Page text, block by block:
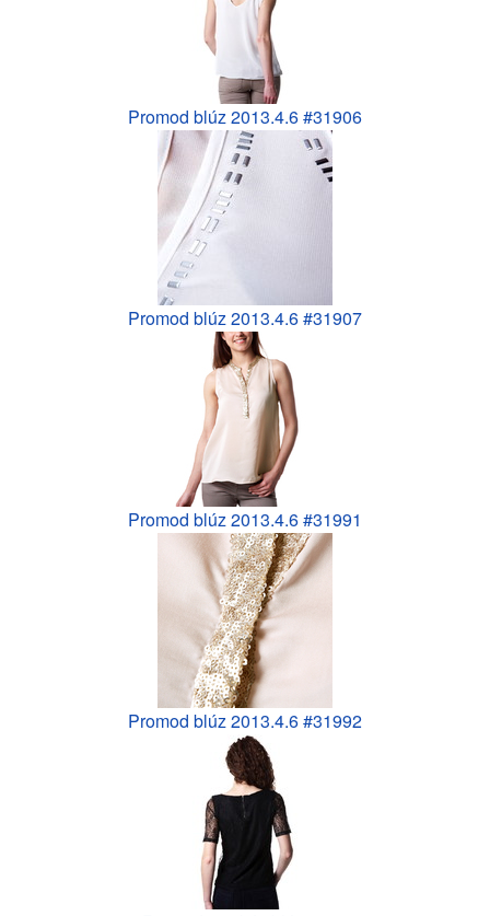
Promod blúz 2013.4.6 #31906
Promod blúz 2013.4.6 #31907
Promod blúz 2013.4.6 #31991
Promod blúz 2013.4.6 #31992